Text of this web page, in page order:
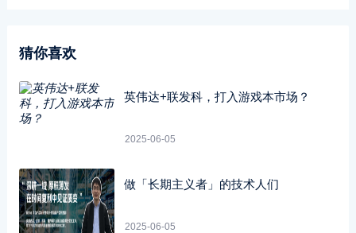
猜你喜欢
英伟达+联发科，打入游戏本市场？
2025-06-05
做「长期主义者」的技术人们
2025-06-05